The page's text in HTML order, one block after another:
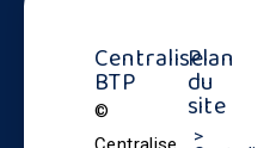
Centralise
BTP
©
Plan
du
site
>